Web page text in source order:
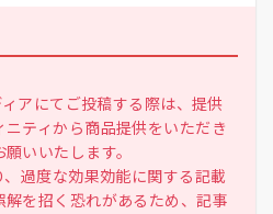
アにてご投稿する際は、提供
ティから商品提供をいただき
いいたします。
過度な効果効能に関する記載
を招く恐れがあるため、記事